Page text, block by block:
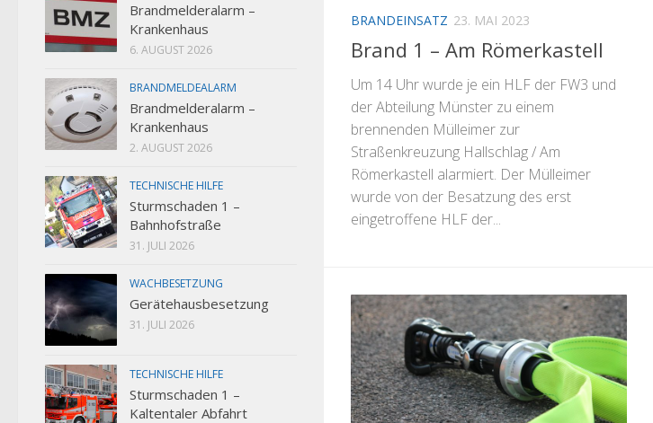
BRANDEINSATZ 23. MAI 2023
Brand 1 – Am Römerkastell
Um 14 Uhr wurde je ein HLF der FW3 und
der Abteilung Münster zu einem
brennenden Mülleimer zur
Straßenkreuzung Hallschlag / Am
Römerkastell alarmiert. Der Mülleimer
wurde von der Besatzung des erst
eingetroffene HLF der...
Brandmelderalarm –
Krankenhaus
6. AUGUST 2026
BRANDMELDEALARM
Brandmelderalarm –
Krankenhaus
2. AUGUST 2026
TECHNISCHE HILFE
Sturmschaden 1 –
Bahnhofstraße
31. JULI 2026
WACHBESETZUNG
Gerätehausbesetzung
31. JULI 2026
TECHNISCHE HILFE
Sturmschaden 1 –
Kaltentaler Abfahrt